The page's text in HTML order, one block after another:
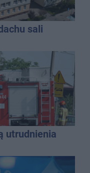
sali
utrudnienia